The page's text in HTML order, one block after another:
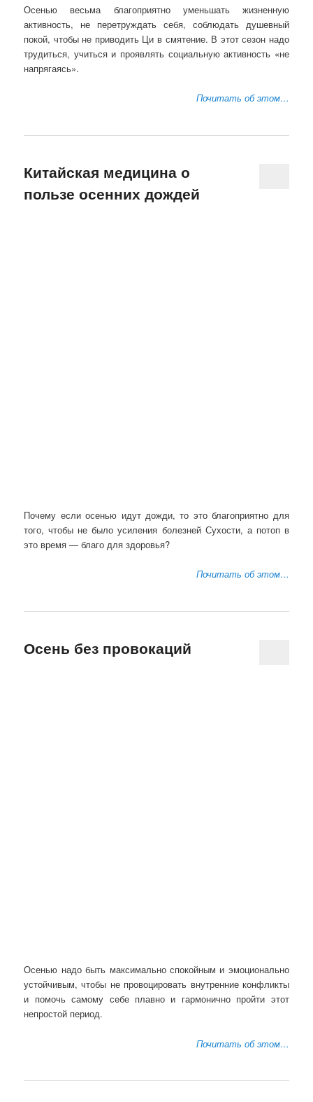
Осенью весьма благоприятно уменьшать жизненную
активность, не перетруждать себя, соблюдать душевный
покой, чтобы не приводить Ци в смятение. В этот сезон надо
трудиться, учиться и проявлять социальную активность «не
напрягаясь».
Почитать об этом…
Китайская медицина о
пользе осенних дождей
Почему если осенью идут дожди, то это благоприятно для
того, чтобы не было усиления болезней Сухости, а потоп в
это время — благо для здоровья?
Почитать об этом…
Осень без провокаций
Осенью надо быть максимально спокойным и эмоционально
устойчивым, чтобы не провоцировать внутренние конфликты
и помочь самому себе плавно и гармонично пройти этот
непростой период.
Почитать об этом…